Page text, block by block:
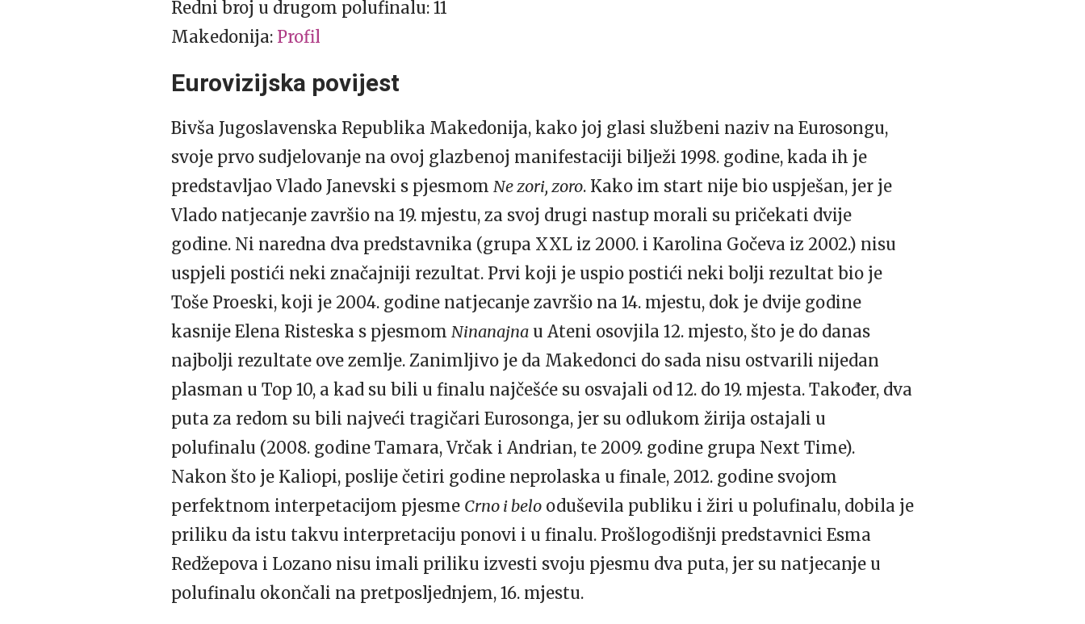
Redni broj u drugom polufinalu: 11
Makedonija: Profil
Eurovizijska povijest
Bivša Jugoslavenska Republika Makedonija, kako joj glasi službeni naziv na Eurosongu,
svoje prvo sudjelovanje na ovoj glazbenoj manifestaciji bilježi 1998. godine, kada ih je
predstavljao Vlado Janevski s pjesmom Ne zori, zoro. Kako im start nije bio uspješan, jer je
Vlado natjecanje završio na 19. mjestu, za svoj drugi nastup morali su pričekati dvije
godine. Ni naredna dva predstavnika (grupa XXL iz 2000. i Karolina Gočeva iz 2002.) nisu
uspjeli postići neki značajniji rezultat. Prvi koji je uspio postići neki bolji rezultat bio je
Toše Proeski, koji je 2004. godine natjecanje završio na 14. mjestu, dok je dvije godine
kasnije Elena Risteska s pjesmom Ninanajna u Ateni osovjila 12. mjesto, što je do danas
najbolji rezultate ove zemlje. Zanimljivo je da Makedonci do sada nisu ostvarili nijedan
plasman u Top 10, a kad su bili u finalu najčešće su osvajali od 12. do 19. mjesta. Također, dva
puta za redom su bili najveći tragičari Eurosonga, jer su odlukom žirija ostajali u
polufinalu (2008. godine Tamara, Vrčak i Andrian, te 2009. godine grupa Next Time).
Nakon što je Kaliopi, poslije četiri godine neprolaska u finale, 2012. godine svojom
perfektnom interpetacijom pjesme Crno i belo oduševila publiku i žiri u polufinalu, dobila je
priliku da istu takvu interpretaciju ponovi i u finalu. Prošlogodišnji predstavnici Esma
Redžepova i Lozano nisu imali priliku izvesti svoju pjesmu dva puta, jer su natjecanje u
polufinalu okončali na pretposljednjem, 16. mjestu.